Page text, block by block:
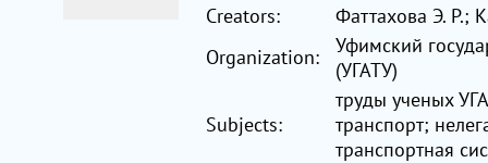
Creators:
Фаттахова Э. Р.;
Organization:
Уфимский
(УГАТУ)
Subjects:
труды ученых
транспорт;
транспортная